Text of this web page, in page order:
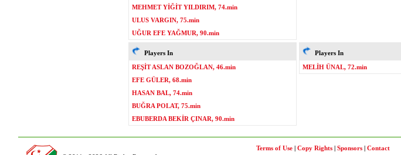
MEHMET YİĞİT YILDIRIM, 74.min
ULUS VARGIN, 75.min
UĞUR EFE YAĞMUR, 90.min
Players In
REŞİT ASLAN BOZOĞLAN, 46.min
EFE GÜLER, 68.min
HASAN BAL, 74.min
BUĞRA POLAT, 75.min
EBUBERDA BEKİR ÇINAR, 90.min
Players In
MELİH ÜNAL, 72.min
Terms of Use | Copy Rights | Sponsors | Contact